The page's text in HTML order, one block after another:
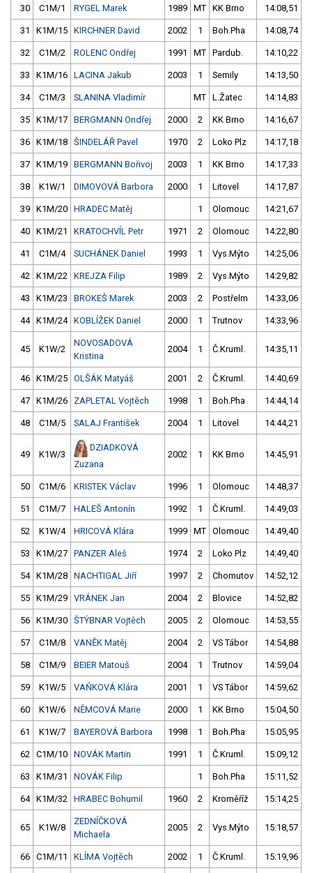
30 C1M/1 RYGEL Marek 1989 MT KK Brno 14:08,51
31 K1M/15 KIRCHNER David 2002 1 Boh.Pha 14:08,74
32 C1M/2 ROLENC Ondřej 1991 MT Pardub. 14:10,22
33 K1M/16 LACINA Jakub 2003 1 Semily 14:13,50
34 C1M/3 SLANINA Vladimír MT L.Žatec 14:14,83
35 K1M/17 BERGMANN Ondřej 2000 2 KK Brno 14:16,67
36 K1M/18 ŠINDELÁŘ Pavel 1970 2 Loko Plz 14:17,18
37 K1M/19 BERGMANN Bořivoj 2003 1 KK Brno 14:17,33
38 K1W/1 DIMOVOVÁ Barbora 2000 1 Litovel 14:17,87
39 K1M/20 HRADEC Matěj 1 Olomouc 14:21,67
40 K1M/21 KRATOCHVÍL Petr 1971 2 Olomouc 14:22,80
41 C1M/4 SUCHÁNEK Daniel 1993 1 Vys.Mýto 14:25,06
42 K1M/22 KREJZA Filip 1989 2 Vys.Mýto 14:29,82
43 K1M/23 BROKEŠ Marek 2003 2 Postřelm 14:33,06
44 K1M/24 KOBLÍŽEK Daniel 2000 1 Trutnov 14:33,96
45 K1W/2
NOVOSADOVÁ
Kristina
2004 1 Č.Kruml. 14:35,11
46 K1M/25 OLŠÁK Matyáš 2001 2 Č.Kruml. 14:40,69
47 K1M/26 ZAPLETAL Vojtěch 1998 1 Boh.Pha 14:44,14
48 C1M/5 SALAJ František 2004 1 Litovel 14:44,21
49 K1W/3
DZIADKOVÁ
Zuzana
2002 1 KK Brno 14:45,91
50 C1M/6 KRISTEK Václav 1996 1 Olomouc 14:48,37
51 C1M/7 HALEŠ Antonín 1992 1 Č.Kruml. 14:49,03
52 K1W/4 HRICOVÁ Klára 1999 MT Olomouc 14:49,40
53 K1M/27 PANZER Aleš 1974 2 Loko Plz 14:49,40
54 K1M/28 NACHTIGAL Jiří 1997 2 Chomutov 14:52,12
55 K1M/29 VRÁNEK Jan 2004 2 Blovice 14:52,82
56 K1M/30 ŠTÝBNAR Vojtěch 2005 2 Olomouc 14:53,55
57 C1M/8 VANĚK Matěj 2004 2 VS Tábor 14:54,88
58 C1M/9 BEIER Matouš 2004 1 Trutnov 14:59,04
59 K1W/5 VAŇKOVÁ Klára 2001 1 VS Tábor 14:59,62
60 K1W/6 NĚMCOVÁ Marie 2000 1 KK Brno 15:04,50
61 K1W/7 BAYEROVÁ Barbora 1998 1 Boh.Pha 15:05,95
62 C1M/10 NOVÁK Martin 1991 1 Č.Kruml. 15:09,12
63 K1M/31 NOVÁK Filip 1 Boh.Pha 15:11,52
64 K1M/32 HRABEC Bohumil 1960 2 Kroměříž 15:14,25
65 K1W/8
ZEDNÍČKOVÁ
Michaela
2005 2 Vys.Mýto 15:18,57
66 C1M/11 KLÍMA Vojtěch 2002 1 Č.Kruml. 15:19,96